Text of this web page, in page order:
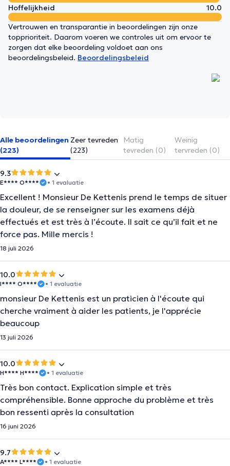
Hoffelijkheid 10.0
Vertrouwen en transparantie in beoordelingen zijn onze
topprioriteit. Daarom voeren we controles uit om ervoor te
zorgen dat elke beoordeling voldoet aan ons
beoordelingsbeleid. Beoordelingsbeleid
Alle beoordelingen
(223)
Zeer tevreden
(223)
Matig
tevreden (0)
Weinig
tervreden (0)
9.3
E**** O**** • 1 evaluatie
Excellent ! Monsieur De Kettenis prend le temps de situer
la douleur, de se renseigner sur les examens déjà
effectués et est très à l’écoute. Il sait ce qu’il fait et ne
force pas. Mille mercis !
18 juli 2026
10.0
I**** O**** • 1 evaluatie
monsieur De Kettenis est un praticien à l'écoute qui
cherche vraiment à aider les patients, je l'apprécie
beaucoup
13 juli 2026
10.0
H**** H**** • 1 evaluatie
Très bon contact. Explication simple et très
compréhensible. Bonne approche du problème et très
bon ressenti après la consultation
16 juni 2026
9.7
A**** L**** • 1 evaluatie